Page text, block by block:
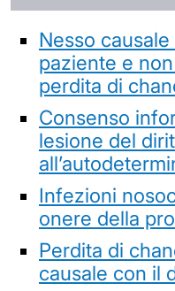
Nesso
paziente e
perdita di
Consenso
lesione del
Infezioni
onere della
Perdita di
causale con il